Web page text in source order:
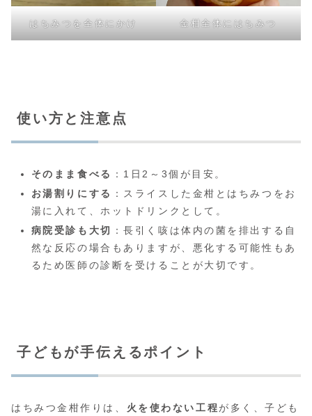
はちみつを全体にかけ 金柑全体にはちみつ
使い方と注意点
そのまま食べる
：1日2～3個が目安。
お湯割りにする
：スライスした金柑とはちみつをお
湯に入れて、ホットドリンクとして。
病院受診も大切
：長引く咳は体内の菌を排出する自
然な反応の場合もありますが、悪化する可能性もあ
るため医師の診断を受けることが大切です。
子どもが手伝えるポイント
はちみつ金柑作りは、 火を使わない工程が多く、子ども